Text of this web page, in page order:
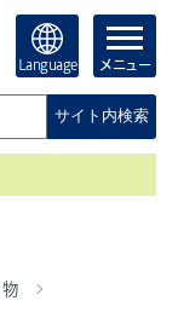
Language メニュー
サイト内検索